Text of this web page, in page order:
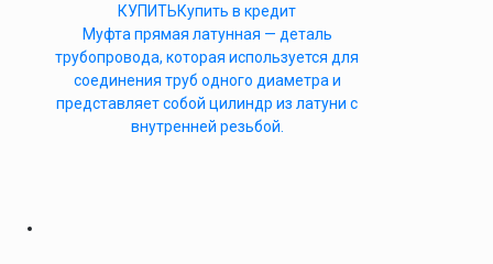
КУПИТЬКупить в кредит
Муфта прямая латунная — деталь
трубопровода, которая используется для
соединения труб одного диаметра и
представляет собой цилиндр из латуни с
внутренней резьбой.